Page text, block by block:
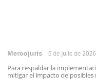
Mercojuris 5 de julio de 2026
Para respaldar la
mitigar el impacto de